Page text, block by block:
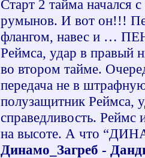
Старт 2 тайма начался
румынов. И вот он!!!
флангом, навес и …
Реймса, удар в
во втором тайме.
передача не в
полузащитник Реймса,
справедливость. Реймс
на высоте. А что
Динамо_Загреб -